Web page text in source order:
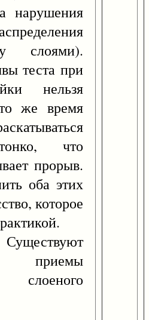
нарушения
слоями).
теста при
нельзя
же время
что
прорыв.
оба этих
которое
приемы
слоеного